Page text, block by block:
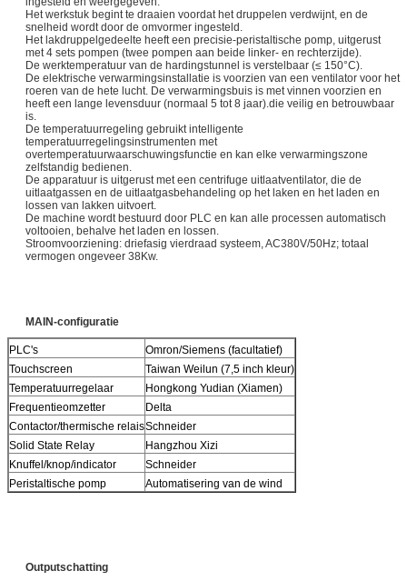
Het werkstuk begint te draaien voordat het druppelen verdwijnt, en de
snelheid wordt door de omvormer ingesteld.
Het lakdruppelgedeelte heeft een precisie-peristaltische pomp, uitgerust
met 4 sets pompen (twee pompen aan beide linker- en rechterzijde).
De werktemperatuur van de hardingstunnel is verstelbaar (≤ 150°C).
De elektrische verwarmingsinstallatie is voorzien van een ventilator voor het
roeren van de hete lucht. De verwarmingsbuis is met vinnen voorzien en
heeft een lange levensduur (normaal 5 tot 8 jaar).die veilig en betrouwbaar
is.
De temperatuurregeling gebruikt intelligente
temperatuurregelingsinstrumenten met
overtemperatuurwaarschuwingsfunctie en kan elke verwarmingszone
zelfstandig bedienen.
De apparatuur is uitgerust met een centrifuge uitlaatventilator, die de
uitlaatgassen en de uitlaatgasbehandeling op het laken en het laden en
lossen van lakken uitvoert.
De machine wordt bestuurd door PLC en kan alle processen automatisch
voltooien, behalve het laden en lossen.
Stroomvoorziening: driefasig vierdraad systeem, AC380V/50Hz; totaal
vermogen ongeveer 38Kw.
MAIN-configuratie
PLC's
Omron/Siemens (facultatief)
Touchscreen
Taiwan Weilun (7,5 inch kleur)
Temperatuurregelaar
Hongkong Yudian (Xiamen)
Frequentieomzetter
Delta
Contactor/thermische relaisSchneider
Solid State Relay
Hangzhou Xizi
Knuffel/knop/indicator
Schneider
Peristaltische pomp
Automatisering van de wind
Outputschatting